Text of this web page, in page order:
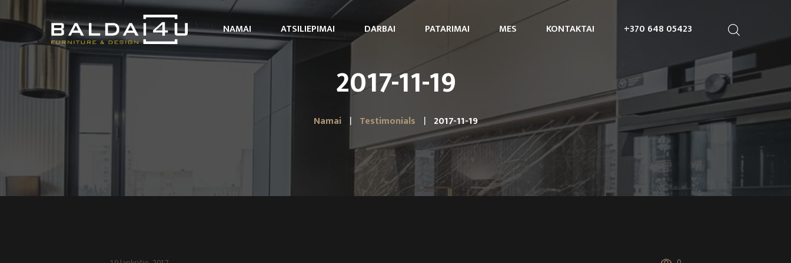
NAMAI ATSILIEPIMAI DARBAI PATARIMAI MES KONTAKTAI +370 648 05423
2017-11-19
Namai Testimonials 2017-11-19